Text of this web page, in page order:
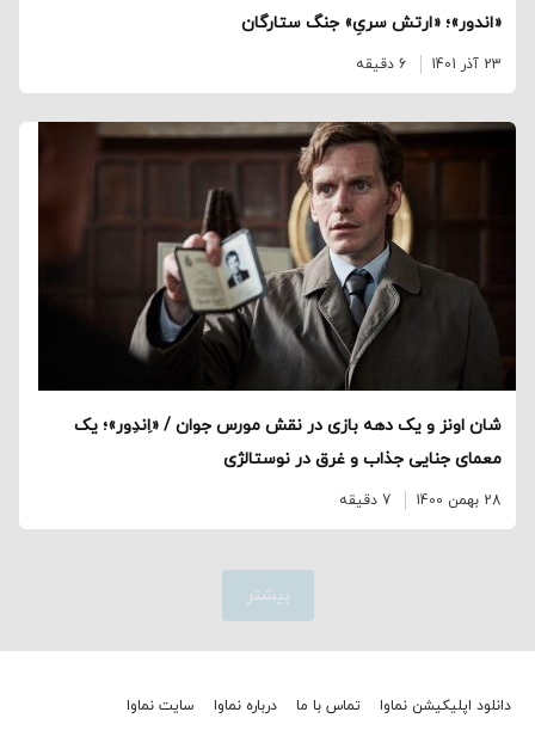
«اندور»؛ «ارتش سریِ» جنگ ستارگان
23 آذر 1401 6 دقیقه
شان اونز و یک دهه بازی در نقش مورس جوان / «اِندِور»؛ یک
معمای جنایی جذاب و غرق در نوستالژی
28 بهمن 1400 7 دقیقه
بیشتر
دانلود اپلیکیشن نماوا تماس با ما درباره نماوا سایت نماوا